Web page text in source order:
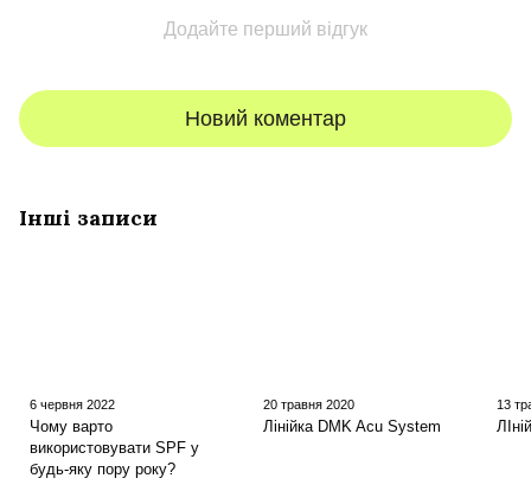
Додайте перший відгук
Новий коментар
Інші записи
6 червня 2022
Чому варто
використовувати SPF у
будь-яку пору року?
20 травня 2020
Лінійка DMK Acu System
13